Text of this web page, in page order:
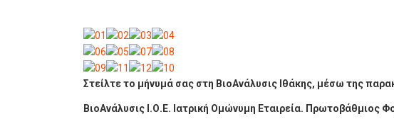
Στείλτε το μήνυμά σας στη ΒιοAνάλυσις Ιθάκης, μέσω της
ΒιοAνάλυσις Ι.Ο.Ε. Ιατρική Ομώνυμη Εταιρεία. Πρωτοβάθμιος